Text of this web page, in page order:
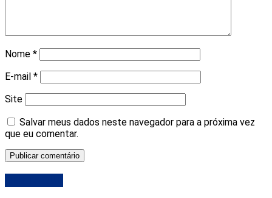
Nome *
E-mail *
Site
Salvar meus dados neste navegador para a próxima vez
que eu comentar.